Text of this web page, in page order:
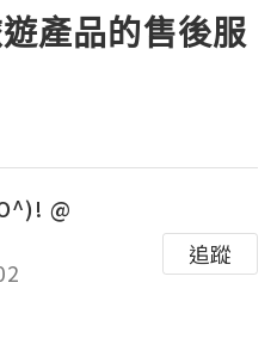
產品的售後服
@
追蹤